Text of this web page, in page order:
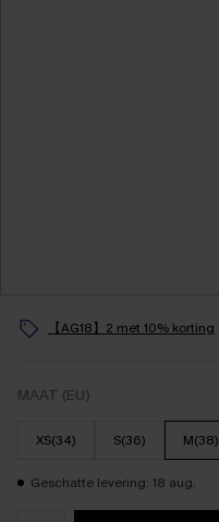
【AG18】2 met 10% korting
MAAT (EU)
XS(34) S(36) M(38)
Geschatte levering: 18 aug.